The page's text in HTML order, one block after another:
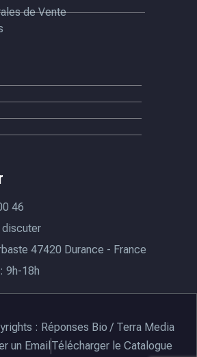
de Vente
46
47420 Durance - France
9h-18h
: Réponses Bio / Terra Media
un Email Télécharger le Catalogue